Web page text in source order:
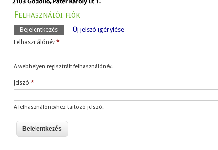
Felhasználói fiók
Elsődleges fülek
Bejelentkezés(aktív fül)Új jelszó igénylése
Felhasználónév *
A webhelyen regisztrált felhasználónév.
Jelszó *
A felhasználónévhez tartozó jelszó.